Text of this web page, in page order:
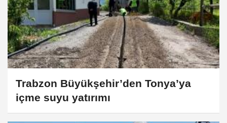
Trabzon Büyükşehir’den Tonya’ya
içme suyu yatırımı